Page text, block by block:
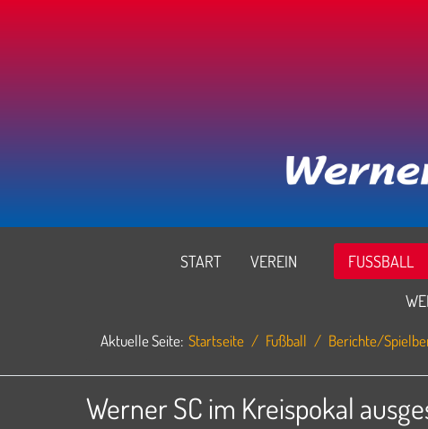
START VEREIN FUSSBALL
Aktuelle Seite: Startseite Fußball Berichte/
Werner SC im Kreispokal